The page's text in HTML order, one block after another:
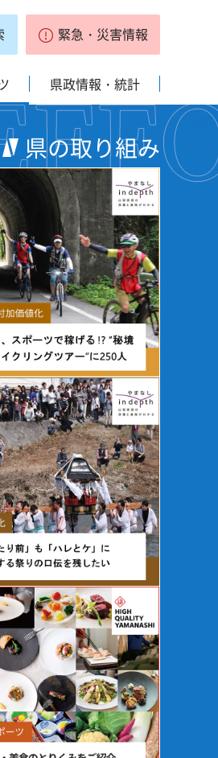
緊急・災害情報
県政情報・統計
県の取り組み